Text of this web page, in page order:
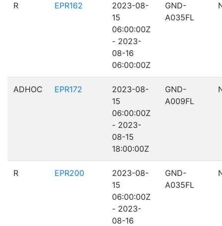
R EPR162
2023-08-
15
06:00:00Z
- 2023-
08-16
06:00:00Z
GND-
A035FL
ADHOC EPR172
2023-08-
15
06:00:00Z
- 2023-
08-15
18:00:00Z
GND-
A009FL
R EPR200
2023-08-
15
06:00:00Z
- 2023-
08-16
GND-
A035FL